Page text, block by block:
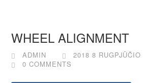
WHEEL ALIGNMENT
ADMIN
2018 8 RUGPJŪČIO
0 COMMENTS